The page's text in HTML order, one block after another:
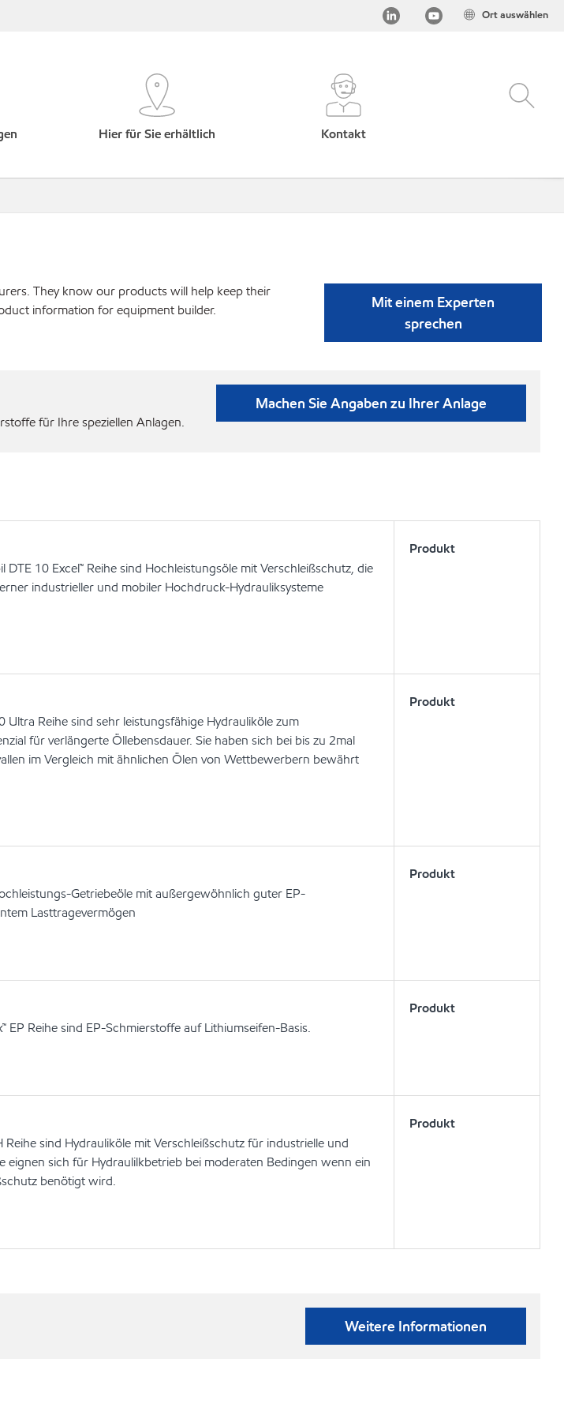
Ort auswählen
Hier für Sie erhältlich Kontakt
They know our products will help keep their
information for equipment builder.
Mit einem Experten
sprechen
für Ihre speziellen Anlagen.
Machen Sie Angaben zu Ihrer Anlage
DTE 10 Excel™ Reihe sind Hochleistungsöle mit Verschleißschutz, die
industrieller und mobiler Hochdruck-Hydrauliksysteme
Produkt
Ultra Reihe sind sehr leistungsfähige Hydrauliköle zum
für verlängerte Öllebensdauer. Sie haben sich bei bis zu 2mal
im Vergleich mit ähnlichen Ölen von Wettbewerbern bewährt
Produkt
Getriebeöle mit außergewöhnlich guter EP-
Lasttragevermögen
Produkt
EP Reihe sind EP-Schmierstoffe auf Lithiumseifen-Basis.
Produkt
sind Hydrauliköle mit Verschleißschutz für industrielle und
eignen sich für Hydraulilkbetrieb bei moderaten Bedingen wenn ein
benötigt wird.
Produkt
Weitere Informationen